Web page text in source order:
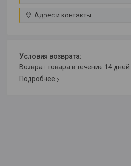
Адрес и контакты
возврат товара в течение 14 дней
Подробнее